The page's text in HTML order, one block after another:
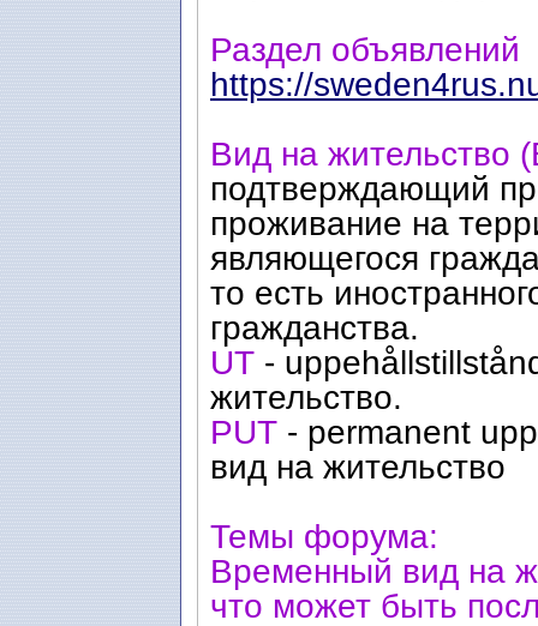
Раздел объявлений
https://
Вид на жительство
подтверждающий
проживание на
являющегося
то есть
гражданства.
UT -
жительство.
PUT - permanent
вид на жительство
Темы форума:
Временный вид на
что может быть